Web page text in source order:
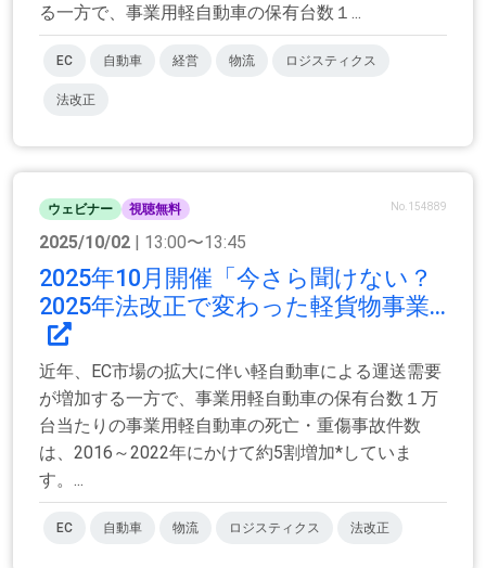
る一方で、事業用軽自動車の保有台数１...
EC 自動車 経営 物流 ロジスティクス
法改正
ウェビナー 視聴無料 No.154889
2025/10/02 | 13:00〜13:45
2025年10月開催「今さら聞けない？
2025年法改正で変わった軽貨物事業...
近年、EC市場の拡大に伴い軽自動車による運送需要
が増加する一方で、事業用軽自動車の保有台数１万
台当たりの事業用軽自動車の死亡・重傷事故件数
は、2016～2022年にかけて約5割増加*していま
す。...
EC 自動車 物流 ロジスティクス 法改正